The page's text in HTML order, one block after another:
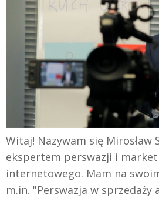
Witaj! Nazywam się Mirosław
ekspertem perswazji i
internetowego. Mam na
m.in. "Perswazja w sprzedaży